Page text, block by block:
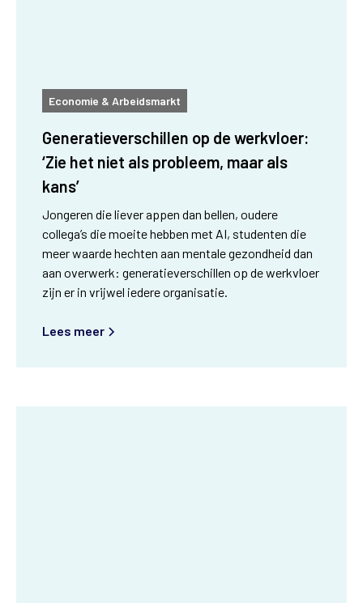
Generatieverschillen op de werkvloer:
‘Zie het niet als probleem, maar als
kans’
Economie & Arbeidsmarkt
Jongeren die liever appen dan bellen, oudere
collega’s die moeite hebben met AI, studenten die
meer waarde hechten aan mentale gezondheid dan
aan overwerk: generatieverschillen op de werkvloer
zijn er in vrijwel iedere organisatie.
Lees meer